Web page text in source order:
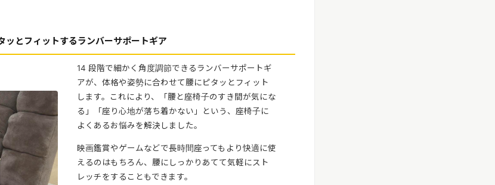
とフィットするランバーサポートギア
14 段階で細かく角度調節できるランバーサポートギ
アが、体格や姿勢に合わせて腰にピタッとフィット
します。これにより、「腰と座椅子のすき間が気にな
る」「座り心地が落ち着かない」という、座椅子に
よくあるお悩みを解決しました。
映画鑑賞やゲームなどで長時間座ってもより快適に使
えるのはもちろん、腰にしっかりあてて気軽にスト
レッチをすることもできます。